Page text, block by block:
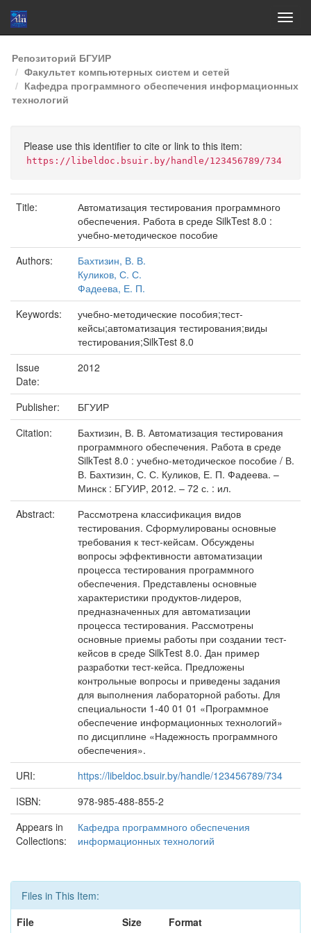
Skip
navigation
Репозиторий БГУИР
Факультет компьютерных систем и сетей
Кафедра программного обеспечения информационных
технологий
Please use this identifier to cite or link to this item:
https://libeldoc.bsuir.by/handle/123456789/734
Title:
Автоматизация тестирования программного
обеспечения. Работа в среде SilkTest 8.0 :
учебно-методическое пособие
Authors:
Бахтизин, В. В.
Куликов, С. С.
Фадеева, Е. П.
Keywords:
учебно-методические пособия;тест-
кейсы;автоматизация тестирования;виды
тестирования;SilkTest 8.0
Issue
Date:
2012
Publisher:
БГУИР
Citation:
Бахтизин, В. В. Автоматизация тестирования
программного обеспечения. Работа в среде
SilkTest 8.0 : учебно-методическое пособие / В.
В. Бахтизин, С. С. Куликов, Е. П. Фадеева. –
Минск : БГУИР, 2012. – 72 с. : ил.
Abstract:
Рассмотрена классификация видов
тестирования. Сформулированы основные
требования к тест-кейсам. Обсуждены
вопросы эффективности автоматизации
процесса тестирования программного
обеспечения. Представлены основные
характеристики продуктов-лидеров,
предназначенных для автоматизации
процесса тестирования. Рассмотрены
основные приемы работы при создании тест-
кейсов в среде SilkTest 8.0. Дан пример
разработки тест-кейса. Предложены
контрольные вопросы и приведены задания
для выполнения лабораторной работы. Для
специальности 1-40 01 01 «Программное
обеспечение информационных технологий»
по дисциплине «Надежность программного
обеспечения».
URI:
https://libeldoc.bsuir.by/handle/123456789/734
ISBN:
978-985-488-855-2
Appears in
Collections:
Кафедра программного обеспечения
информационных технологий
Files in This Item:
File
Size Format